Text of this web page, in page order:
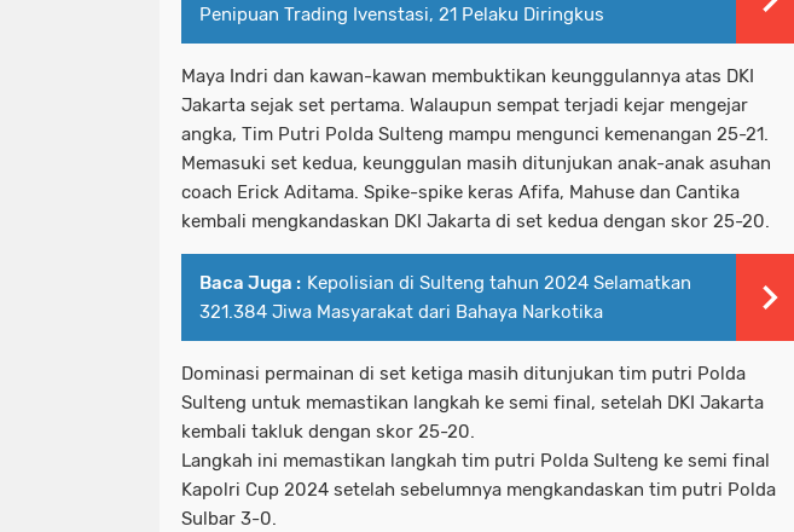
Penipuan Trading Ivenstasi, 21 Pelaku Diringkus
Maya Indri dan kawan-kawan membuktikan keunggulannya atas DKI
Jakarta sejak set pertama. Walaupun sempat terjadi kejar mengejar
angka, Tim Putri Polda Sulteng mampu mengunci kemenangan 25-21.
Memasuki set kedua, keunggulan masih ditunjukan anak-anak asuhan
coach Erick Aditama. Spike-spike keras Afifa, Mahuse dan Cantika
kembali mengkandaskan DKI Jakarta di set kedua dengan skor 25-20.
Baca Juga : Kepolisian di Sulteng tahun 2024 Selamatkan
321.384 Jiwa Masyarakat dari Bahaya Narkotika
Dominasi permainan di set ketiga masih ditunjukan tim putri Polda
Sulteng untuk memastikan langkah ke semi final, setelah DKI Jakarta
kembali takluk dengan skor 25-20.
Langkah ini memastikan langkah tim putri Polda Sulteng ke semi final
Kapolri Cup 2024 setelah sebelumnya mengkandaskan tim putri Polda
Sulbar 3-0.